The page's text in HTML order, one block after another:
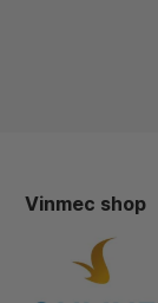
Vinmec shop